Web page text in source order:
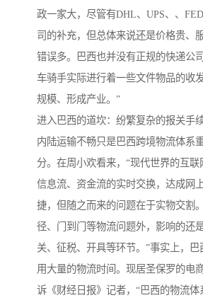
政一家大，尽管有DHL、UPS、、
司的补充，但总体来说还是价格贵、
错误多。巴西也并没有正规的快递公
车骑手实际进行着一些文件物品的收
规模、形成产业。”
进入巴西的道坎：纷繁复杂的报关手
内陆运输不畅只是巴西跨境物流体系
分。在周小欢看来，“现代世界的互
信息流、资金流的实时交换，达成网
捷，但随之而来的问题在于实物交割
径、门到门等物流问题外，影响的还
关、征税、开具等环节。”事实上，
用大量的物流时间。现居圣保罗的电
诉《财经日报》记者，“巴西的物流